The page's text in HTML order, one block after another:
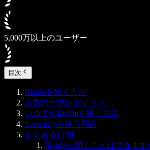
5,000万以上のユーザー
目次
Redditを聴く方法
人気のサブレディット
いつでもRedditを聴く方法
Speechifyを使う利点
よくある質問
Redditを聞くことはできます